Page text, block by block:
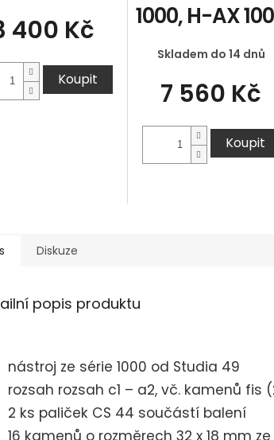
400 Kč
Koupit
1000, H-AX
Skladem do 14 dnů
7 560 Kč
Koupit
Diskuze
popis produktu
nástroj ze série 1000 od Studia 49
rozsah rozsah c1 – a2, vč. kamenů fis
2 ks paliček CS 44 součástí balení
16 kamenů o rozměrech 32 x 18 mm